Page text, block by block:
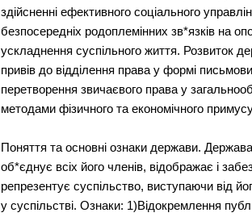
здійсненні ефективного соціального
безпосередніх родоплемінних зв*язків на
ускладнення суспільного життя. Розвиток
привів до відділення права у формі
перетворення звичаєвого права у
методами фізичного та економічного
Поняття та основні ознаки держави.
об*єднує всіх його членів, відображає і
репрезентує суспільство, виступаючи від
у суспільстві. Ознаки: 1)Відокремлення